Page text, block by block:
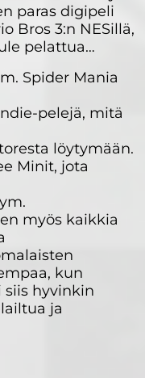
paras digipeli
Bros 3:n NESillä,
pelattua…
Spider Mania
pelejä, mitä
löytymään.
Minit, jota
myös kaikkia
kun
siis hyvinkin
ja